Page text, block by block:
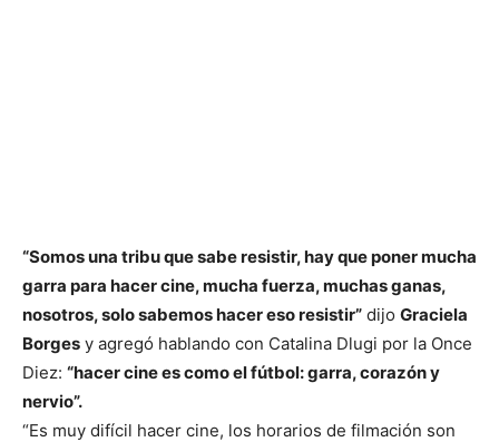
“Somos una tribu que sabe resistir, hay que poner mucha
garra para hacer cine, mucha fuerza, muchas ganas,
nosotros, solo sabemos hacer eso resistir” dijo Graciela
Borges y agregó hablando con Catalina Dlugi por la Once
Diez: “hacer cine es como el fútbol: garra, corazón y
nervio”.
“Es muy difícil hacer cine, los horarios de filmación son